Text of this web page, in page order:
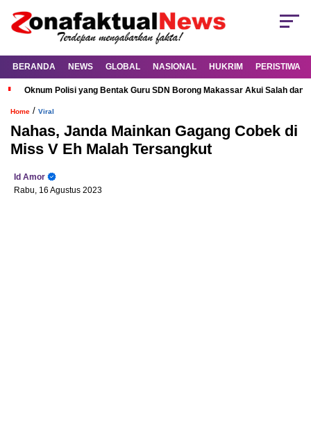
BERANDA NEWS GLOBAL NASIONAL HUKRIM PERISTIWA
Oknum Polisi yang Bentak Guru SDN Borong Makassar Akui Salah dan
Home / Viral
Nahas, Janda Mainkan Gagang Cobek di
Miss V Eh Malah Tersangkut
Id Amor
Rabu, 16 Agustus 2023